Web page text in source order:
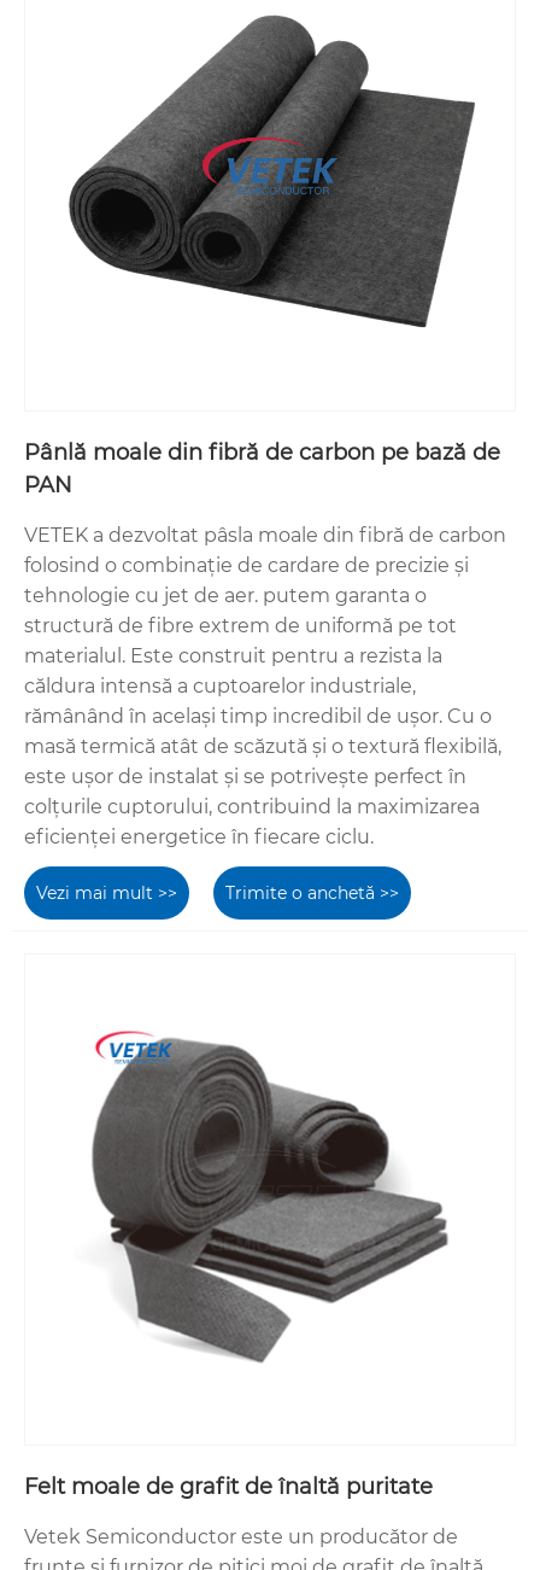
Pânlă moale din fibră de carbon pe bază de
PAN
VETEK a dezvoltat pâsla moale din fibră de carbon
folosind o combinație de cardare de precizie și
tehnologie cu jet de aer. putem garanta o
structură de fibre extrem de uniformă pe tot
materialul. Este construit pentru a rezista la
căldura intensă a cuptoarelor industriale,
rămânând în același timp incredibil de ușor. Cu o
masă termică atât de scăzută și o textură flexibilă,
este ușor de instalat și se potrivește perfect în
colțurile cuptorului, contribuind la maximizarea
eficienței energetice în fiecare ciclu.
Vezi mai mult >> Trimite o anchetă >>
Felt moale de grafit de înaltă puritate
Vetek Semiconductor este un producător de